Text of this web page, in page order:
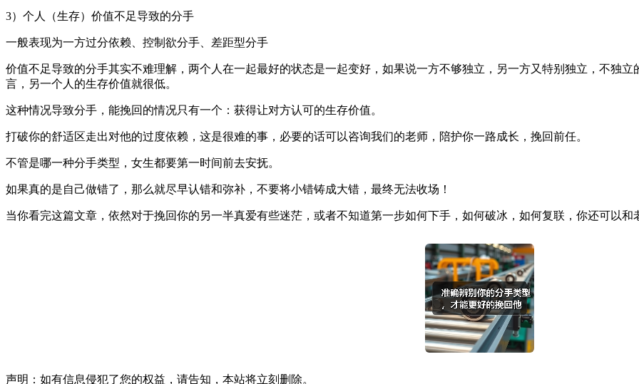
3）个人（生存）价值不足导致的分手
一般表现为一方过分依赖、控制欲分手、差距型分手
价值不足导致的分手其实不难理解，两个人在一起最好的状态是一起变好，如果说一方不够独立，另一方又特别独立，不独
言，另一个人的生存价值就很低。
这种情况导致分手，能挽回的情况只有一个：获得让对方认可的生存价值。
打破你的舒适区走出对他的过度依赖，这是很难的事，必要的话可以咨询我们的老师，陪护你一路成长，挽回前任。
不管是哪一种分手类型，女生都要第一时间前去安抚。
如果真的是自己做错了，那么就尽早认错和弥补，不要将小错铸成大错，最终无法收场！
当你看完这篇文章，依然对于挽回你的另一半真爱有些迷茫，或者不知道第一步如何下手，如何破冰，如何复联，你还可以和
声明：如有信息侵犯了您的权益，请告知，本站将立刻删除。